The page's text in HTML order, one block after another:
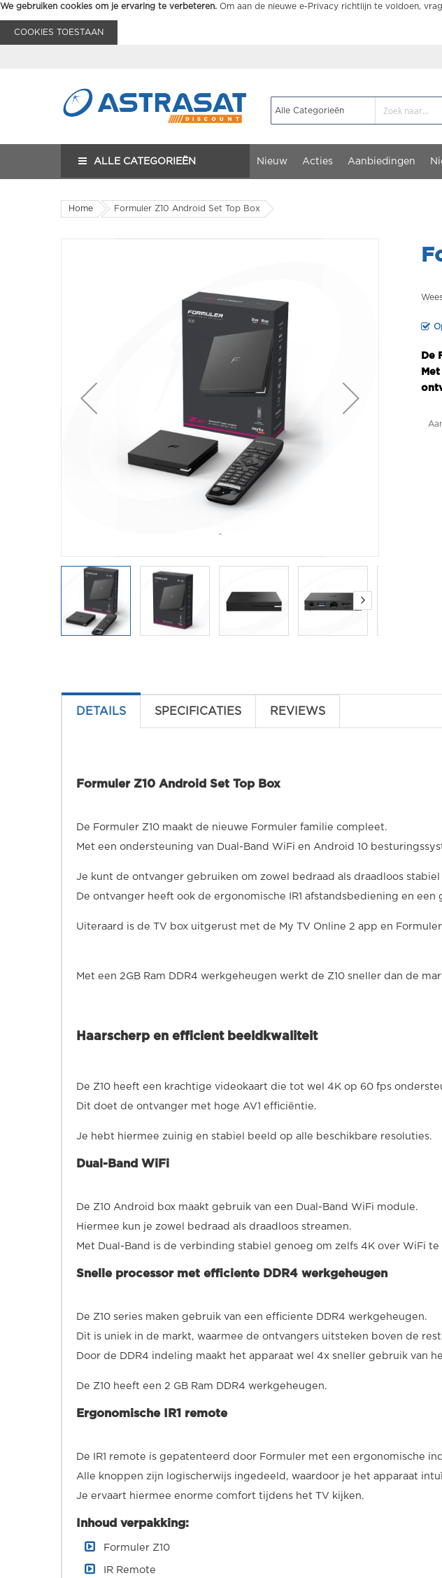
We gebruiken cookies om je ervaring te verbeteren. Om aan de nieuwe e-Privacy richtlijn te voldoen,
COOKIES TOESTAAN
ALLE CATEGORIEËN Nieuw Acties Aanbiedingen
Home Formuler Z10 Android Set Top Box
De
DETAILS SPECIFICATIES REVIEWS
Formuler Z10 Android Set Top Box
De Formuler Z10 maakt de nieuwe Formuler familie compleet.
Met een ondersteuning van Dual-Band WiFi en Android 10
Je kunt de ontvanger gebruiken om zowel bedraad als draadloos
De ontvanger heeft ook de ergonomische IR1 afstandsbediening en een
Uiteraard is de TV box uitgerust met de My TV Online 2 app en
Met een 2GB Ram DDR4 werkgeheugen werkt de Z10 sneller dan de
Haarscherp en efficient beeldkwaliteit
De Z10 heeft een krachtige videokaart die tot wel 4K op 60 fps
Dit doet de ontvanger met hoge AV1 efficiëntie.
Je hebt hiermee zuinig en stabiel beeld op alle beschikbare resoluties.
Dual-Band WiFi
De Z10 Android box maakt gebruik van een Dual-Band WiFi module.
Hiermee kun je zowel bedraad als draadloos streamen.
Met Dual-Band is de verbinding stabiel genoeg om zelfs 4K over WiFi te
Snelle processor met efficiente DDR4 werkgeheugen
De Z10 series maken gebruik van een efficiente DDR4 werkgeheugen.
Dit is uniek in de markt, waarmee de ontvangers uitsteken boven de
Door de DDR4 indeling maakt het apparaat wel 4x sneller gebruik van
De Z10 heeft een 2 GB Ram DDR4 werkgeheugen.
Ergonomische IR1 remote
De IR1 remote is gepatenteerd door Formuler met een ergonomische
Alle knoppen zijn logischerwijs ingedeeld, waardoor je het apparaat
Je ervaart hiermee enorme comfort tijdens het TV kijken.
Inhoud verpakking:
Formuler Z10
IR Remote